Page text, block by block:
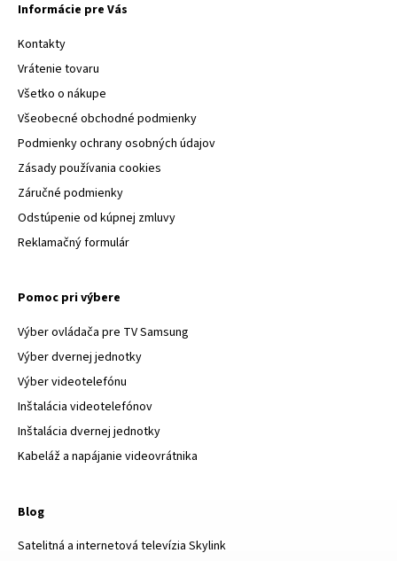
Informácie pre Vás
Kontakty
Vrátenie tovaru
Všetko o nákupe
Všeobecné obchodné podmienky
Podmienky ochrany osobných údajov
Zásady používania cookies
Záručné podmienky
Odstúpenie od kúpnej zmluvy
Reklamačný formulár
Pomoc pri výbere
Výber ovládača pre TV Samsung
Výber dvernej jednotky
Výber videotelefónu
Inštalácia videotelefónov
Inštalácia dvernej jednotky
Kabeláž a napájanie videovrátnika
Blog
Satelitná a internetová televízia Skylink